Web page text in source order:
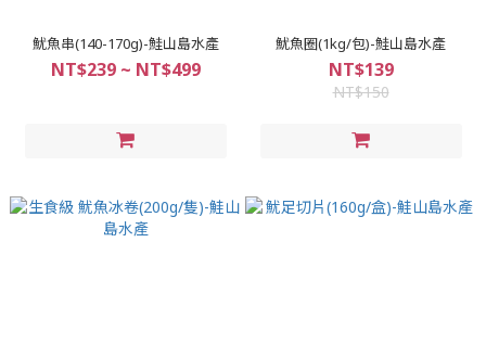
魷魚串(140-170g)-鮭山島水產
NT$239 ~ NT$499
魷魚圈(1kg/包)-鮭山島水產
NT$139
NT$150